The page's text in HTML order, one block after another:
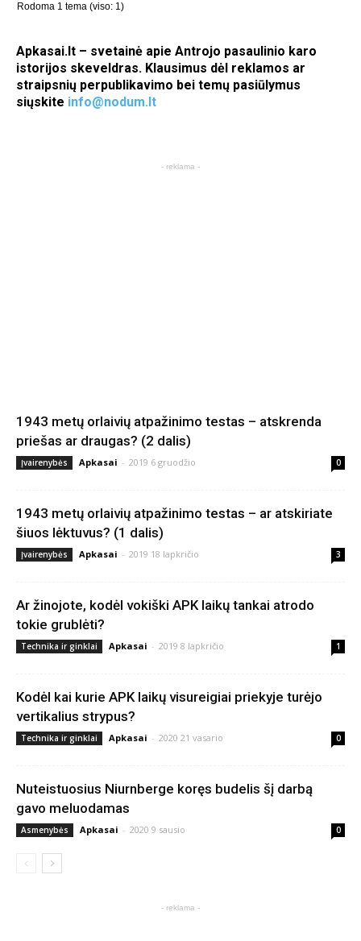
Rodoma 1 tema (viso: 1)
Apkasai.lt – svetainė apie Antrojo pasaulinio karo
istorijos skeveldras. Klausimus dėl reklamos ar
straipsnių perpublikavimo bei temų pasiūlymus
siųskite info@nodum.lt
- reklama -
1943 metų orlaivių atpažinimo testas – atskrenda
priešas ar draugas? (2 dalis)
Įvairenybės Apkasai - 2019 6 gruodžio 0
1943 metų orlaivių atpažinimo testas – ar atskiriate
šiuos lėktuvus? (1 dalis)
Įvairenybės Apkasai - 2019 18 lapkričio 3
Ar žinojote, kodėl vokiški APK laikų tankai atrodo
tokie grublėti?
Technika ir ginklai Apkasai - 2019 8 lapkričio 1
Kodėl kai kurie APK laikų visureigiai priekyje turėjo
vertikalius strypus?
Technika ir ginklai Apkasai - 2020 21 vasario 0
Nuteistuosius Niurnberge koręs budelis šį darbą
gavo meluodamas
Asmenybės Apkasai - 2020 9 sausio 0
- reklama -